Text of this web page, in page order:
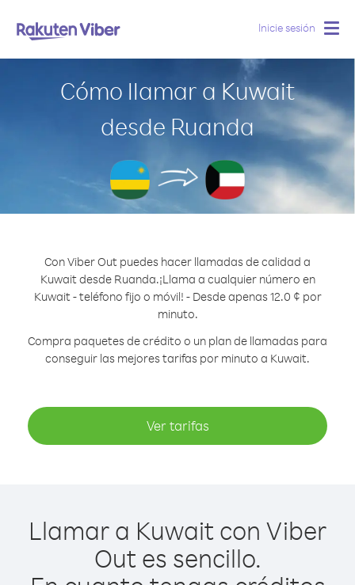
Inicie sesión
Cómo llamar a Kuwait
desde Ruanda
Con Viber Out puedes hacer llamadas de calidad a
Kuwait desde Ruanda.¡Llama a cualquier número en
Kuwait - teléfono fijo o móvil! - Desde apenas 12.0 ¢ por
minuto.
Compra paquetes de crédito o un plan de llamadas para
conseguir las mejores tarifas por minuto a Kuwait.
Ver tarifas
Llamar a Kuwait con Viber
Out es sencillo.